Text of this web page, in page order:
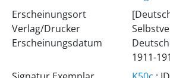
Erscheinungsort
Verlag/Drucker
Erscheinungsdatum
1911-